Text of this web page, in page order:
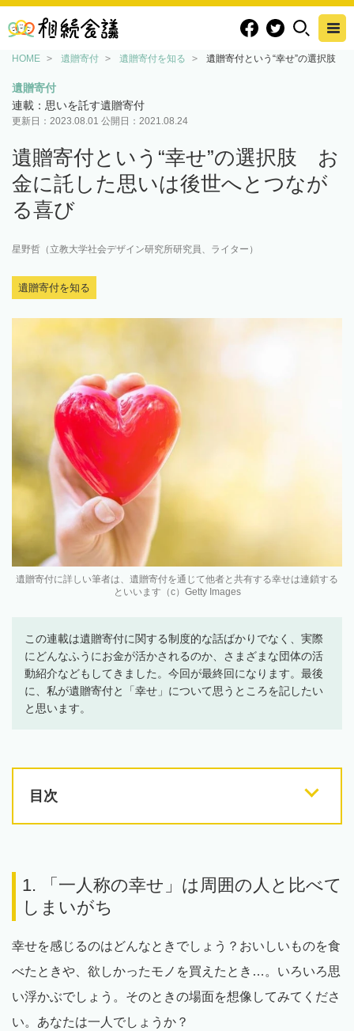
HOME 遺贈寄付 遺贈寄付を知る 遺贈寄付という“幸せ”の選択肢
遺贈寄付
連載：思いを託す遺贈寄付
更新日： 2023.08.01 公開日： 2021.08.24
遺贈寄付という“幸せ”の選択肢 お
金に託した思いは後世へとつなが
る喜び
星野哲（立教大学社会デザイン研究所研究員、ライター）
遺贈寄付を知る
遺贈寄付に詳しい筆者は、遺贈寄付を通じて他者と共有する幸せは連鎖する
といいます（c）Getty Images
この連載は遺贈寄付に関する制度的な話ばかりでなく、実際
にどんなふうにお金が活かされるのか、さまざまな団体の活
動紹介などもしてきました。今回が最終回になります。最後
に、私が遺贈寄付と「幸せ」について思うところを記したい
と思います。
目次
1. 「一人称の幸せ」は周囲の人と比べて
しまいがち
幸せを感じるのはどんなときでしょう？おいしいものを食
べたときや、欲しかったモノを買えたとき…。いろいろ思
い浮かぶでしょう。そのときの場面を想像してみてくださ
い。あなたは一人でしょうか？